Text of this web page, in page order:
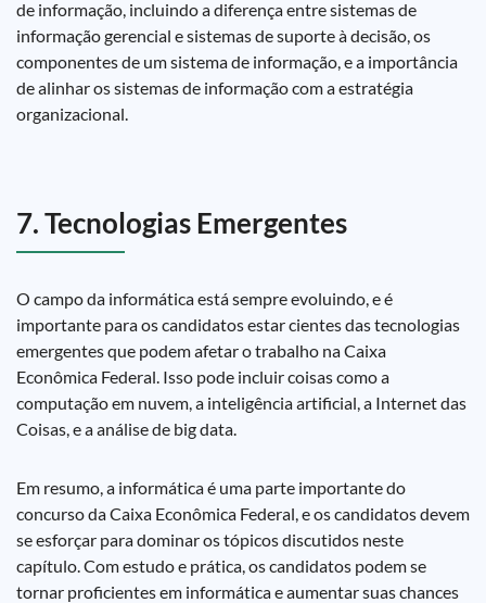
de informação, incluindo a diferença entre sistemas de
informação gerencial e sistemas de suporte à decisão, os
componentes de um sistema de informação, e a importância
de alinhar os sistemas de informação com a estratégia
organizacional.
7. Tecnologias Emergentes
O campo da informática está sempre evoluindo, e é
importante para os candidatos estar cientes das tecnologias
emergentes que podem afetar o trabalho na Caixa
Econômica Federal. Isso pode incluir coisas como a
computação em nuvem, a inteligência artificial, a Internet das
Coisas, e a análise de big data.
Em resumo, a informática é uma parte importante do
concurso da Caixa Econômica Federal, e os candidatos devem
se esforçar para dominar os tópicos discutidos neste
capítulo. Com estudo e prática, os candidatos podem se
tornar proficientes em informática e aumentar suas chances